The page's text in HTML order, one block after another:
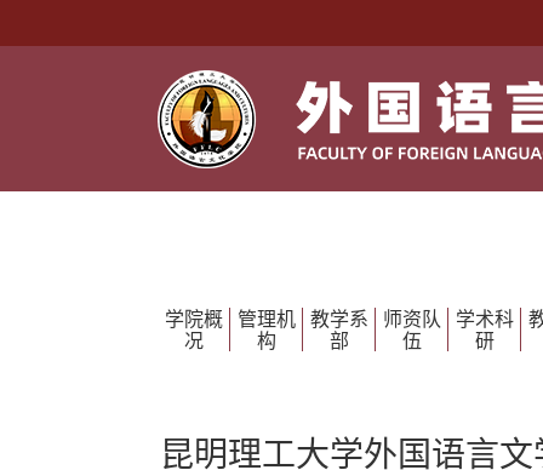
学院概
况
管理机
构
教学系
部
师资队
伍
学术科
研
昆明理工大学外国语言